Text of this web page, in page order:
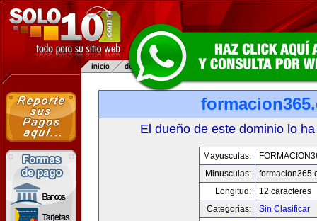
El dueño de este dominio lo
Mayusculas:
Minusculas:
Longitud:
12 caracteres
Categorias:
Sin Clasificar